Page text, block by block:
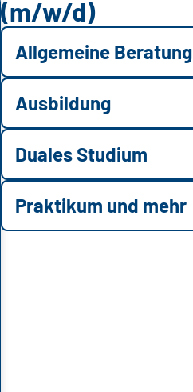
(m/w/d)
Allgemeine Beratung
Ausbildung
Duales Studium
Praktikum und mehr